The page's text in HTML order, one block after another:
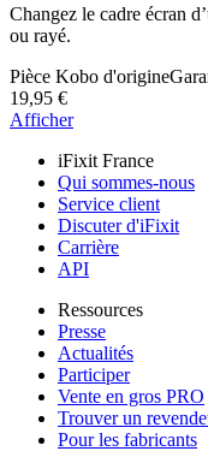
Changez le cadre écran
ou rayé.
Pièce Kobo d'origine
19,95 €
Afficher
iFixit France
Qui sommes-nous
Service client
Discuter d'iFixit
Carrière
API
Ressources
Presse
Actualités
Participer
Vente en gros PRO
Trouver un
Pour les fabricants